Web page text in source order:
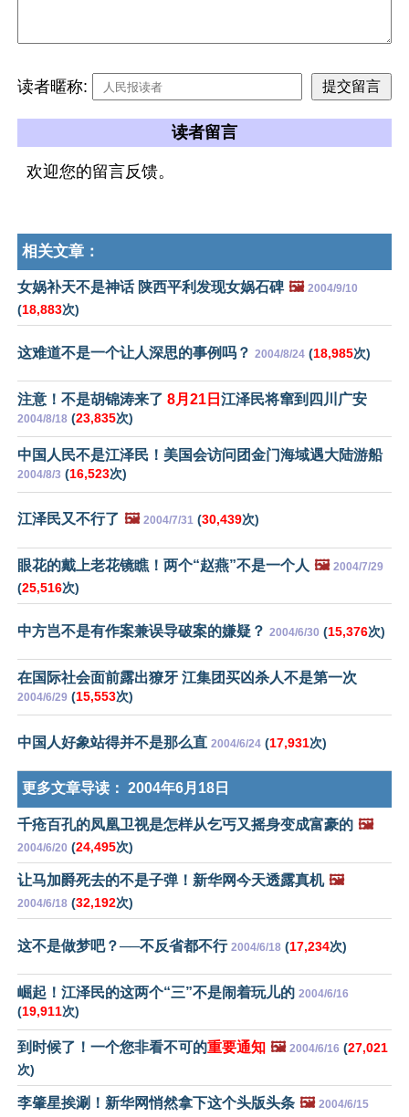
读者暱称:
读者留言
欢迎您的留言反馈。
相关文章：
女娲补天不是神话 陕西平利发现女娲石碑 🖼️ 2004/9/10
(18,883次)
这难道不是一个让人深思的事例吗？ 2004/8/24 (18,985次)
注意！不是胡锦涛来了 8月21日 江泽民将窜到四川广安
2004/8/18 (23,835次)
中国人民不是江泽民！美国会访问团金门海域遇大陆游船
2004/8/3 (16,523次)
江泽民又不行了 🖼️ 2004/7/31 (30,439次)
眼花的戴上老花镜瞧！两个“赵燕”不是一个人 🖼️ 2004/7/29
(25,516次)
中方岂不是有作案兼误导破案的嫌疑？ 2004/6/30 (15,376次)
在国际社会面前露出獠牙 江集团买凶杀人不是第一次
2004/6/29 (15,553次)
中国人好象站得并不是那么直 2004/6/24 (17,931次)
更多文章导读： 2004年6月18日
千疮百孔的凤凰卫视是怎样从乞丐又摇身变成富豪的 🖼️
2004/6/20 (24,495次)
让马加爵死去的不是子弹！新华网今天透露真机 🖼️
2004/6/18 (32,192次)
这不是做梦吧？──不反省都不行 2004/6/18 (17,234次)
崛起！江泽民的这两个“三”不是闹着玩儿的 2004/6/16
(19,911次)
到时候了！一个您非看不可的重要通知 🖼️ 2004/6/16 (27,021
次)
李肇星挨涮！新华网悄然拿下这个头版头条 🖼️ 2004/6/15